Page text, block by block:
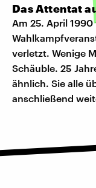
Das Attentat
Am 25. April
verletzt. Wenige
Schäuble. 25
ähnlich. Sie alle
anschließend